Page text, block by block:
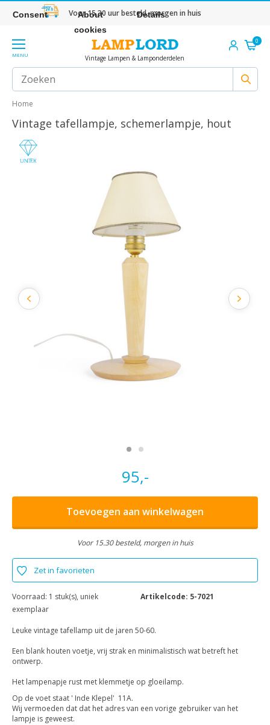
Voor 15.30 uur besteld, morgen in huis
MENU Vintage Lampen & Lamponderdelen
0
Home
Vintage tafellampje, schemerlampje, hout
95,-
Toevoegen aan winkelwagen
Voor 15.30 besteld, morgen in huis
Zet in favorieten
Voorraad: 1 stuk(s), uniek
exemplaar
Artikelcode: 5-7021
Leuke vintage tafellamp uit de jaren 50-60.
Een blank houten voetje, vrij strak en minimalistisch wat betreft het
ontwerp.
Het lampenapje rust met klemmetje op gloeilamp.
Op de voet staat ' Inde Klepel' 11A.
Wij vermoeden dat dat het adres van een vorige gebruiker van het
lampje is geweest.
Consent
About
cookies
Details